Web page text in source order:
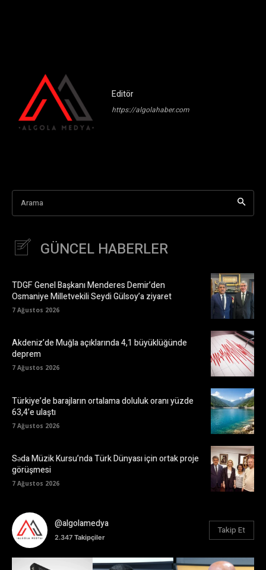
Editör
https://algolahaber.com
Arama
GÜNCEL HABERLER
TDGF Genel Başkanı Menderes Demir’den
Osmaniye Milletvekili Seydi Gülsoy’a ziyaret
7 Ağustos 2026
Akdeniz’de Muğla açıklarında 4,1 büyüklüğünde
deprem
7 Ağustos 2026
Türkiye’de barajların ortalama doluluk oranı yüzde
63,4’e ulaştı
7 Ağustos 2026
Səda Müzik Kursu’nda Türk Dünyası için ortak proje
görüşmesi
7 Ağustos 2026
@algolamedya
2.347 Takipçiler
Takip Et